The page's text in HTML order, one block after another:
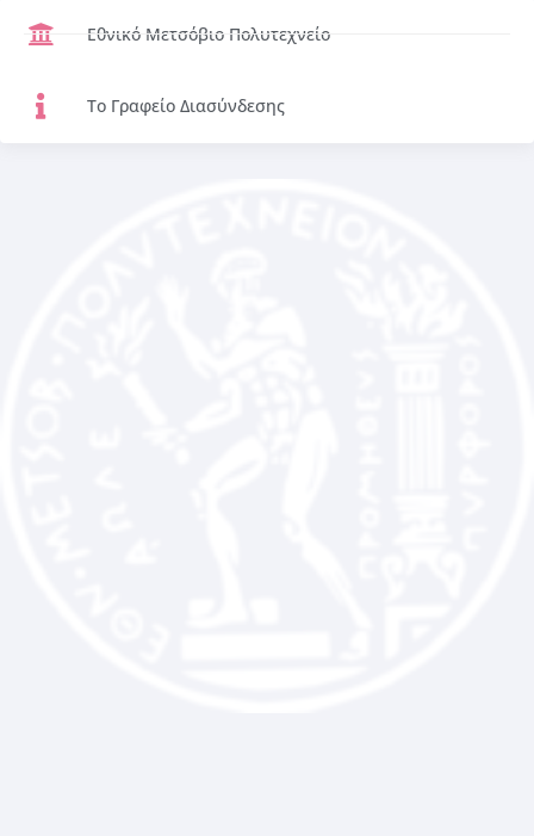
Εθνικό Μετσόβιο Πολυτεχνείο
Το Γραφείο Διασύνδεσης